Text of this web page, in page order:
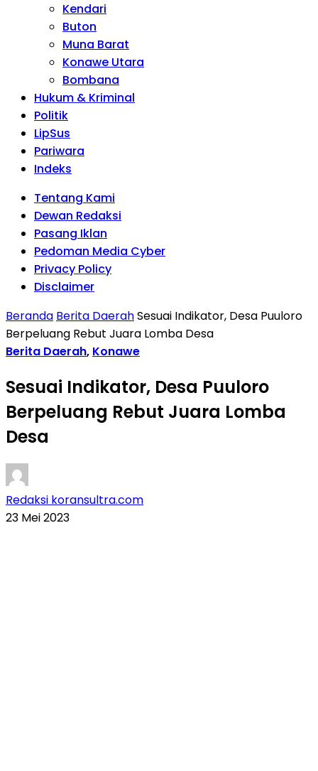
Kendari
Buton
Muna Barat
Konawe Utara
Bombana
Hukum & Kriminal
Politik
LipSus
Pariwara
Indeks
Tentang Kami
Dewan Redaksi
Pasang Iklan
Pedoman Media Cyber
Privacy Policy
Disclaimer
Beranda Berita DaerahSesuai Indikator, Desa Puuloro
Berpeluang Rebut Juara Lomba Desa
Berita Daerah, Konawe
Sesuai Indikator, Desa Puuloro
Berpeluang Rebut Juara Lomba
Desa
Redaksi koransultra.com
23 Mei 2023